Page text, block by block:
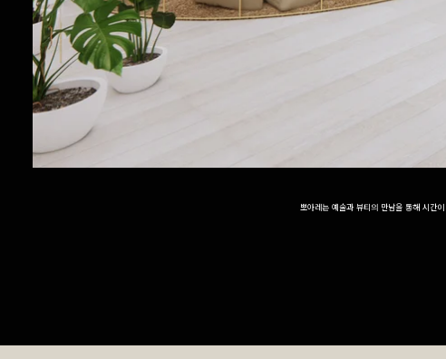
뽀아레는 예술과 뷰티의 만남을 통해 시간